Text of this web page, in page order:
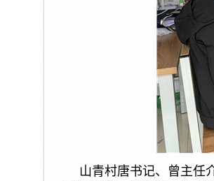
山青村唐书记、曾主任